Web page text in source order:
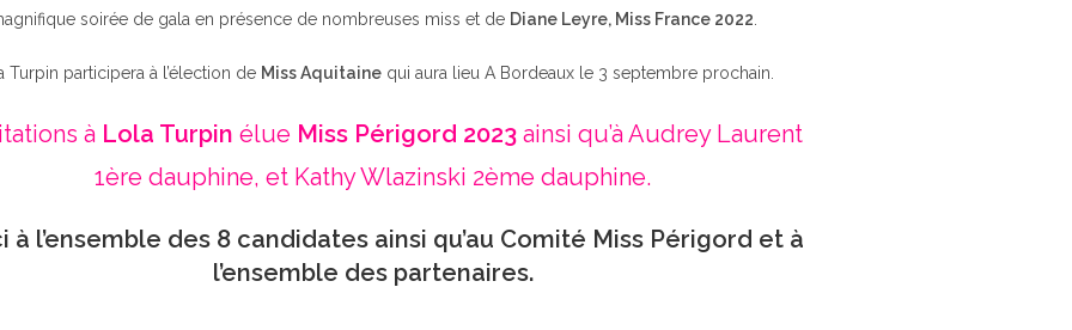
soirée de gala en présence de nombreuses miss et de Diane Leyre, Miss France 2022
Turpin participera à l’élection de Miss Aquitaine qui aura lieu A Bordeaux le 3 septembre prochain.
à Lola Turpin élue Miss Périgord 2023ainsi qu’à Audrey Laurent
1ère dauphine, et Kathy Wlazinski 2ème dauphine.
à l’ensemble des 8 candidates ainsi qu’au Comité Miss Périgord et à
l’ensemble des partenaires.